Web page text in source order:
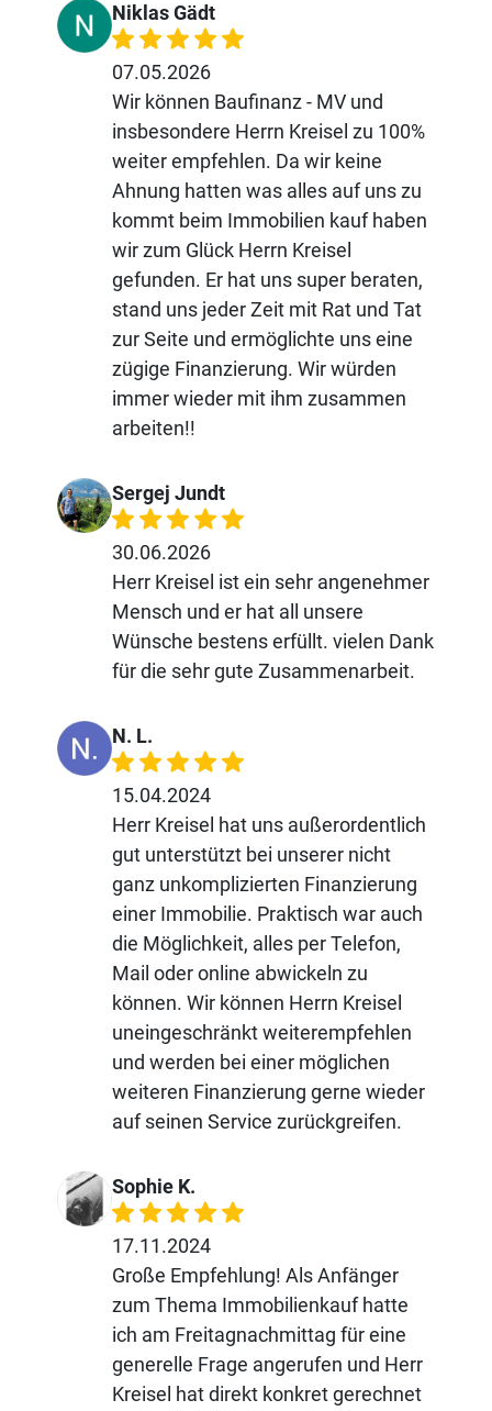
Niklas Gädt
07.05.2026
Wir können Baufinanz - MV und
insbesondere Herrn Kreisel zu 100%
weiter empfehlen. Da wir keine
Ahnung hatten was alles auf uns zu
kommt beim Immobilien kauf haben
wir zum Glück Herrn Kreisel
gefunden. Er hat uns super beraten,
stand uns jeder Zeit mit Rat und Tat
zur Seite und ermöglichte uns eine
zügige Finanzierung. Wir würden
immer wieder mit ihm zusammen
arbeiten!!
Sergej Jundt
30.06.2026
Herr Kreisel ist ein sehr angenehmer
Mensch und er hat all unsere
Wünsche bestens erfüllt. vielen Dank
für die sehr gute Zusammenarbeit.
N. L.
15.04.2024
Herr Kreisel hat uns außerordentlich
gut unterstützt bei unserer nicht
ganz unkomplizierten Finanzierung
einer Immobilie. Praktisch war auch
die Möglichkeit, alles per Telefon,
Mail oder online abwickeln zu
können. Wir können Herrn Kreisel
uneingeschränkt weiterempfehlen
und werden bei einer möglichen
weiteren Finanzierung gerne wieder
auf seinen Service zurückgreifen.
Sophie K.
17.11.2024
Große Empfehlung! Als Anfänger
zum Thema Immobilienkauf hatte
ich am Freitagnachmittag für eine
generelle Frage angerufen und Herr
Kreisel hat direkt konkret gerechnet